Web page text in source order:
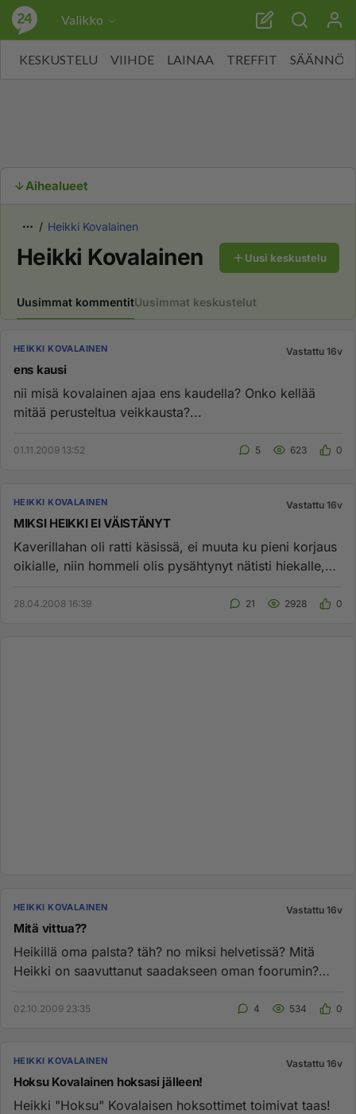
Valikko
KESKUSTELU VIIHDE LAINAA TREFFIT SÄÄNNÖT
Aihealueet
Heikki Kovalainen
Heikki Kovalainen Uusi keskustelu
Uusimmat kommentitUusimmat keskustelut
HEIKKI KOVALAINEN Vastattu 16v
ens kausi
nii misä kovalainen ajaa ens kaudella? Onko kellää
mitää perusteltua veikkausta?...
01.11.2009 13:52 5 623 0
HEIKKI KOVALAINEN Vastattu 16v
MIKSI HEIKKI EI VÄISTÄNYT
Kaverillahan oli ratti käsissä, ei muuta ku pieni korjaus
oikialle, niin hommeli olis pysähtynyt nätisti hiekalle,
28.04.2008 16:39 21 2928 0
HEIKKI KOVALAINEN Vastattu 16v
Mitä vittua??
Heikillä oma palsta? täh? no miksi helvetissä? Mitä
Heikki on saavuttanut saadakseen oman foorumin?
02.10.2009 23:35 4 534 0
HEIKKI KOVALAINEN Vastattu 16v
Hoksu Kovalainen hoksasi jälleen!
Heikki "Hoksu" Kovalaisen hoksottimet toimivat taas!